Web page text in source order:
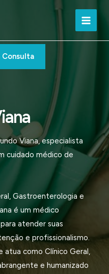
Main
Consulta
Viana, especialista
cuidado médico de
Gastroenterologia e
é um médico
atender suas
e profissionalismo.
atua como Clínico Geral,
e humanizado